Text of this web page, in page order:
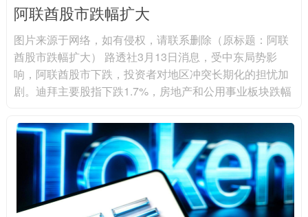
阿联酋股市跌幅扩大
图片来源于网络，如有侵权，请联系删除（原标题：阿联
酋股市跌幅扩大） 路透社3月13日消息，受中东局势影
响，阿联酋股市下跌，投资者对地区冲突长期化的担忧加
剧。迪拜主要股指下跌1.7%，房地产和公用事业板块跌幅
9%，创六年来第二大单周跌幅。阿布扎比股指当日下跌1.
6%，连续第四周收跌，阿布扎比第一银行下跌2.2%，阿
尔达地产下跌4.3%。分析人士认为，尽管油价上涨可能支
撑能源股，但贸易航线、能源基础设施和区域物流面临的
中断风险...